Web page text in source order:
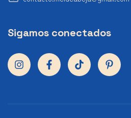
Sigamos conectados